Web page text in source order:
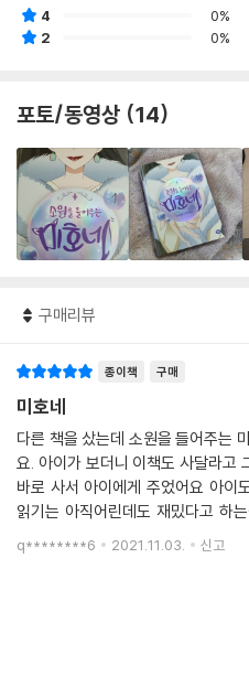
4
0%
2
0%
포토/동영상 (14)
구매리뷰
종이책 구매
미호네
다른 책을 샀는데 소원을 들어주는
요. 아이가 보더니 이책도 사달라고
바로 사서 아이에게 주었어요 아이도 그림을
읽기는 아직어린데도 재밌다고 하
시간나면 읽어보아야 겠어요.아이
q********6 2021.11.03. 신고